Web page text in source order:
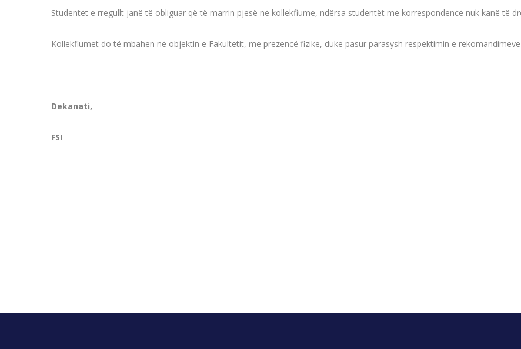
Studentët e rregullt janë të obliguar që të marrin pjesë në kollekfiume, ndërsa studentët me korrespondencë nuk kanë të
Kollekfiumet do të mbahen në objektin e Fakultetit, me prezencë fizike, duke pasur parasysh respektimin e
Dekanati,
FSI